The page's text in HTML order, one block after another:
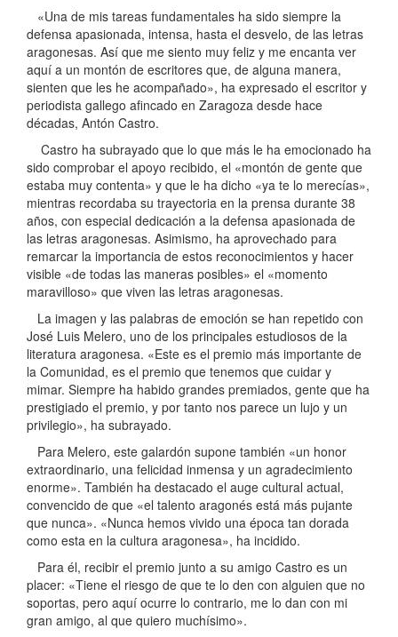
«Una de mis tareas fundamentales ha sido siempre la
defensa apasionada, intensa, hasta el desvelo, de las letras
aragonesas. Así que me siento muy feliz y me encanta ver
aquí a un montón de escritores que, de alguna manera,
sienten que les he acompañado», ha expresado el escritor y
periodista gallego afincado en Zaragoza desde hace
décadas, Antón Castro.
Castro ha subrayado que lo que más le ha emocionado ha
sido comprobar el apoyo recibido, el «montón de gente que
estaba muy contenta» y que le ha dicho «ya te lo merecías»,
mientras recordaba su trayectoria en la prensa durante 38
años, con especial dedicación a la defensa apasionada de
las letras aragonesas. Asimismo, ha aprovechado para
remarcar la importancia de estos reconocimientos y hacer
visible «de todas las maneras posibles» el «momento
maravilloso» que viven las letras aragonesas.
La imagen y las palabras de emoción se han repetido con
José Luis Melero, uno de los principales estudiosos de la
literatura aragonesa. «Este es el premio más importante de
la Comunidad, es el premio que tenemos que cuidar y
mimar. Siempre ha habido grandes premiados, gente que ha
prestigiado el premio, y por tanto nos parece un lujo y un
privilegio», ha subrayado.
Para Melero, este galardón supone también «un honor
extraordinario, una felicidad inmensa y un agradecimiento
enorme». También ha destacado el auge cultural actual,
convencido de que «el talento aragonés está más pujante
que nunca». «Nunca hemos vivido una época tan dorada
como esta en la cultura aragonesa», ha incidido.
Para él, recibir el premio junto a su amigo Castro es un
placer: «Tiene el riesgo de que te lo den con alguien que no
soportas, pero aquí ocurre lo contrario, me lo dan con mi
gran amigo, al que quiero muchísimo».